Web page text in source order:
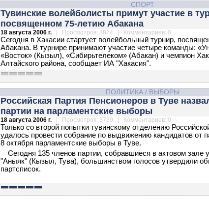
СПОРТ
Тувинские волейболисты примут участие в
посвященном 75-летию Абакана
18 августа 2006 г. | Просмотров: 3874 | Комментариев: 0
Сегодня в Хакасии стартует волейбольный турнир,
Абакана. В турнире принимают участие четыре команды:
«Восток» (Кызыл), «Сибирьтелеком» (Абакан) и чемпион
Алтайского района, сообщает ИА "Хакасия".
ПОЛИТИКА / ВЫБОРЫ
Российская Партия Пенсионеров в Туве
партии на парламентские выборы
18 августа 2006 г. | Просмотров: 3739 | Комментариев: 0
Только со второй попытки тувинскому отделению
удалось провести собрание по выдвижению кандидатов от
8 октября парламентские выборы в Туве.
Сегодня 135 членов партии, собравшиеся в актовом зале
"Аныяк" (Кызыл, Тува), большинством голосов утвердили
партсписок.